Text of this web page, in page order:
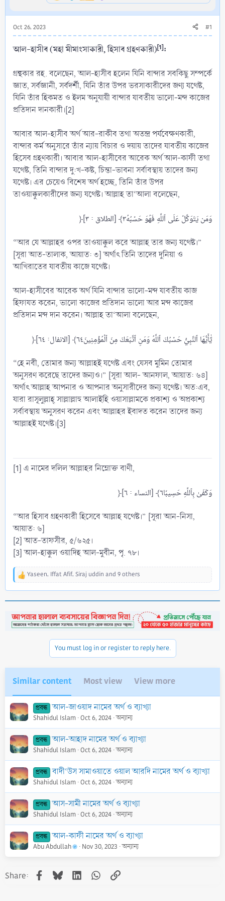
Oct 26, 2023 #1
আল-হাসীব (মহা মীমাংসাকারী, হিসাব গ্রহণকারী)[1]:
গ্রন্থকার রহ. বলেছেন, আল-হাসীব হলেন যিনি বান্দার সবকিছু সম্পর্কে
জ্ঞাত, সর্বজ্ঞানী, সর্বদর্শী, যিনি তাঁর উপর ভরসাকারীদের জণ্য যথেষ্ট,
যিনি তাঁর হিকমত ও ইলম অনুযায়ী বান্দার যাবতীয় ভালো-মন্দ কাজের
প্রতিদান দানকারী।[2]
আবার আল-হাসীব অর্থ আর-রাকীব তথা অতন্দ্র পর্যবেক্ষণকারী,
বান্দার কর্ম অনুসারে তাঁর ন্যায় বিচার ও দয়ায় তাদের যাবতীয় কাজের
হিসেব গ্রহণকারী। আবার আল-হাসীবের আরেক অর্থ আল-কাফী তথা
যথেষ্ট, তিনি বান্দার দু:খ-কষ্ট, চিন্তা-ভাবনা সর্বাবস্থায় তাদের জন্য
যথেষ্ট। এর চেয়েও বিশেষ অর্থ হচ্ছে, তিনি তাঁর উপর
তাওয়াক্কুলকারীদের জন্য যথেষ্ট। আল্লাহ তা‘আলা বলেছেন,
“আর যে আল্লাহর ওপর তাওয়াক্কুল করে আল্লাহ তার জন্য যথেষ্ট।”
[সূরা আত-তালাক, আয়াত: ৩] অর্থাৎ তিনি তাদের দুনিয়া ও
আখিরাতের যাবতীয় কাজে যথেষ্ট।
আল-হাসীবের আরেক অর্থ যিনি বান্দার ভালো-মন্দ যাবতীয় কাজ
হিফাযত করেন, ভালো কাজের প্রতিদান ভালো আর মন্দ কাজের
প্রতিদান মন্দ দান করেন। আল্লাহ তা‘আলা বলেছেন,
“হে নবী, তোমার জন্য আল্লাহই যথেষ্ট এবং যেসব মুমিন তোমার
অনুসরণ করেছে তাদের জন্যও।” [সূরা আল- আনফাল, আয়াত: ৬৪]
অর্থাৎ আল্লাহ আপনার ও আপনার অনুসারীদের জন্য যথেষ্ট। অত:এব,
যারা রাসূলুল্লাহ্ সাল্লাল্লাহু আলাইহি ওয়াসাল্লামকে প্রকাশ্য ও অপ্রকাশ্য
সর্বাবস্থায় অনুসরণ করেন এবং আল্লাহর ইবাদত করেন তাদের জন্য
আল্লাহই যথেষ্ট।[3]
[1] এ নামের দলিল আল্লাহর নিম্নোক্ত বাণী,
“আর হিসাব গ্রহণকারী হিসেবে আল্লাহ যথেষ্ট।” [সূরা আন-নিসা,
আয়াত: ৬]
[2] আত-তাফসীর, ৫/৬২৫।
[3] আল-হাক্কুল ওয়াদিহ আল-মুবীন, পৃ. ৭৮।
R
t
i
Yaseen, Iffat Afif, Siraj uddin and 9 others
You must log in or register to reply here.
Similar content Most view View more
প্রবন্ধ আল-জাওয়াদ নামের অর্থ ও ব্যাখ্যা
Shahidul Islam Oct 6, 2024 অন্যান্য
প্রবন্ধ আল-আহাদ নামের অর্থ ও ব্যাখ্যা
Shahidul Islam Oct 6, 2024 অন্যান্য
প্রবন্ধ বাদী‘উস সামাওয়াতে ওয়াল আরদি নামের অর্থ ও ব্যাখ্যা
Shahidul Islam Oct 6, 2024 অন্যান্য
প্রবন্ধ আস-সামী নামের অর্থ ও ব্যাখ্যা
Shahidul Islam Oct 6, 2024 অন্যান্য
প্রবন্ধ আল-কাফী নামের অর্থ ও ব্যাখ্যা
Abu Abdullah Nov 30, 2023 অন্যান্য
Share: Facebook
BlueskyLinkedInWhatsApp
Link